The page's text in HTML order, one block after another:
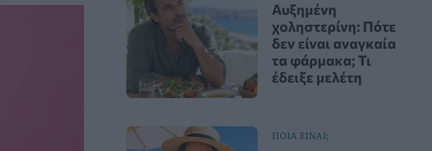
Αυξημένη
χοληστερίνη: Πότε
δεν είναι αναγκαία
τα φάρμακα; Τι
έδειξε μελέτη
ΠΟΙΑ ΕΙΝΑΙ;